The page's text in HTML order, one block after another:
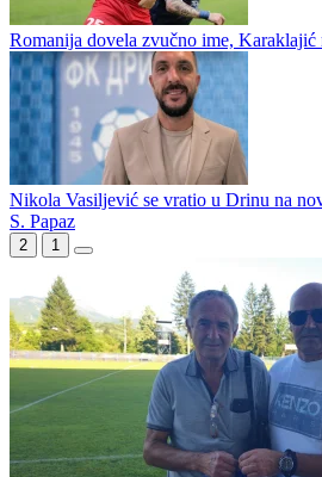
Romanija dovela zvučno ime, Karaklajić
Nikola Vasiljević se vratio u Drinu na
S. Papaz
2 1